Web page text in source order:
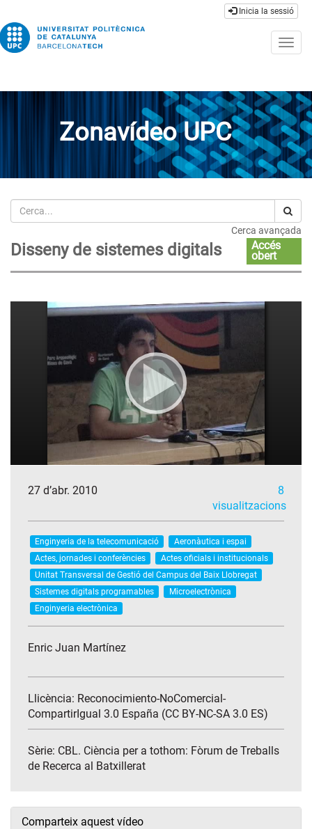
Inicia la sessió
Zonavídeo UPC
Cerca
Cerca avançada
Disseny de sistemes digitals
Accés
obert
27 d’abr. 2010
8
visualitzacions
Enginyeria de la telecomunicació
Aeronàutica i espai
Actes, jornades i conferències
Actes oficials i institucionals
Unitat Transversal de Gestió del Campus del Baix Llobregat
Sistemes digitals programables
Microelectrònica
Enginyeria electrònica
Enric Juan Martínez
Llicència: Reconocimiento-NoComercial-
CompartirIgual 3.0 España (CC BY-NC-SA 3.0 ES)
Sèrie: CBL. Ciència per a tothom: Fòrum de Treballs
de Recerca al Batxillerat
Comparteix aquest vídeo